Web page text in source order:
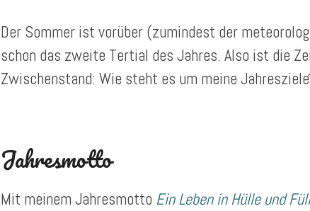
Der Sommer ist vorüber (zumindest der
schon das zweite Tertial des Jahres. Also ist die
Zwischenstand: Wie steht es um meine
Jahresmotto
Mit meinem Jahresmotto Ein Leben in Hülle und